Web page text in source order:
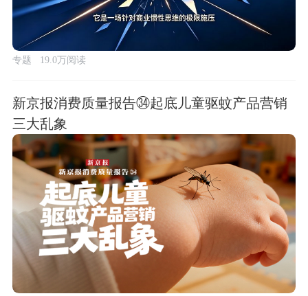
专题 19.0万阅读
新京报消费质量报告㉞起底儿童驱蚊产品营销
三大乱象